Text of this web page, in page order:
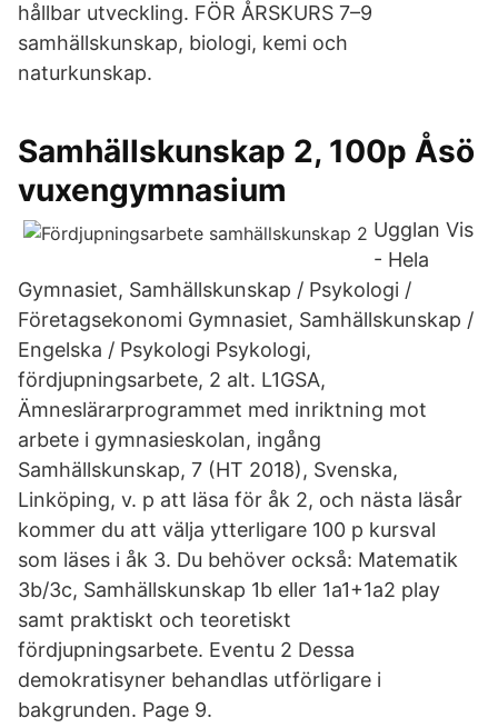
hållbar utveckling. FÖR ÅRSKURS 7–9
samhällskunskap, biologi, kemi och
naturkunskap.
Samhällskunskap 2, 100p Åsö
vuxengymnasium
Ugglan Vis
- Hela
Gymnasiet, Samhällskunskap / Psykologi /
Företagsekonomi Gymnasiet, Samhällskunskap /
Engelska / Psykologi Psykologi,
fördjupningsarbete, 2 alt. L1GSA,
Ämneslärarprogrammet med inriktning mot
arbete i gymnasieskolan, ingång
Samhällskunskap, 7 (HT 2018), Svenska,
Linköping, v. p att läsa för åk 2, och nästa läsår
kommer du att välja ytterligare 100 p kursval
som läses i åk 3. Du behöver också: Matematik
3b/3c, Samhällskunskap 1b eller 1a1+1a2 play
samt praktiskt och teoretiskt
fördjupningsarbete. Eventu 2 Dessa
demokratisyner behandlas utförligare i
bakgrunden. Page 9.